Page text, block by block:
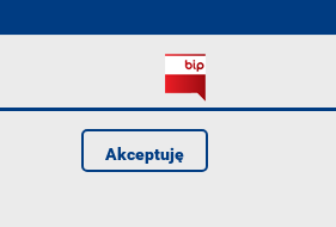
Akceptuję